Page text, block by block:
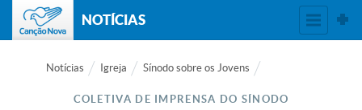
NOTÍCIAS
Notícias Igreja Sínodo sobre os Jovens
COLETIVA DE IMPRENSA DO SÍNODO